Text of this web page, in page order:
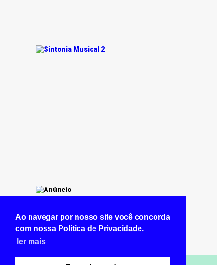
Ao navegar por nosso site você concorda
com nossa Política de Privacidade.
ler mais